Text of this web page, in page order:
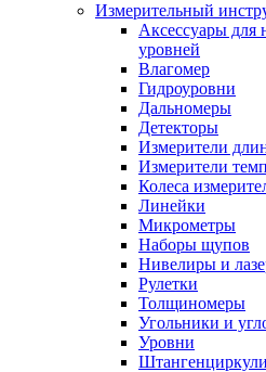
Измерительный
Аксессуары для
уровней
Влагомер
Гидроуровни
Дальномеры
Детекторы
Измерители
Измерители
Колеса
Линейки
Микрометры
Наборы щупов
Нивелиры и
Рулетки
Толщиномеры
Угольники и
Уровни
Штангенциркули